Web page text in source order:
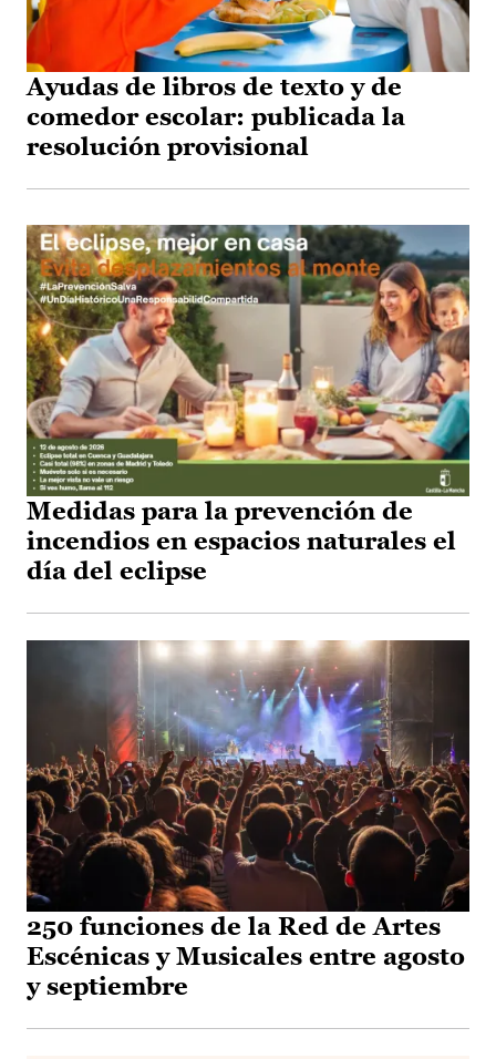
Ayudas de libros de texto y de
comedor escolar: publicada la
resolución provisional
Medidas para la prevención de
incendios en espacios naturales el
día del eclipse
250 funciones de la Red de Artes
Escénicas y Musicales entre agosto
y septiembre